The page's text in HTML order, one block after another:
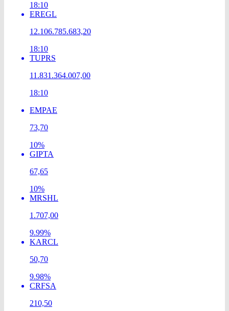
18:10
EREGL
12.106.785.683,20
18:10
TUPRS
11.831.364.007,00
18:10
EMPAE
73,70
10%
GIPTA
67,65
10%
MRSHL
1.707,00
9.99%
KARCL
50,70
9.98%
CRFSA
210,50